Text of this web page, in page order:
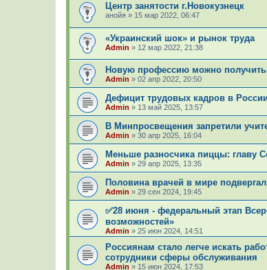
Центр занятости г.Новокузнецк
анойя » 15 мар 2022, 06:47
«Украинский шок» и рынок труда
Admin » 12 мар 2022, 21:38
Новую профессию можно получить
Admin » 02 апр 2022, 20:50
Дефицит трудовых кадров в
Admin » 13 май 2025, 13:57
В Минпросвещения запретили
Admin » 30 апр 2025, 16:04
Меньше разносчика пиццы: главу
Admin » 29 апр 2025, 13:35
Половина врачей в мире
Admin » 29 сен 2024, 19:45
✅28 июня - федеральный этап
возможностей»
Admin » 25 июн 2024, 14:51
Россиянам стало легче искать
сотрудники сферы обслуживания
Admin » 15 июн 2024, 17:53